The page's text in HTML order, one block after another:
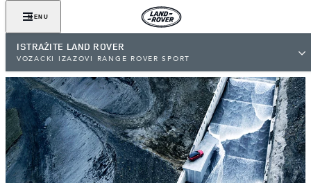
MENU
ISTRAŽITE LAND ROVER
VOZAČKI IZAZOVI RANGE ROVER SPORT